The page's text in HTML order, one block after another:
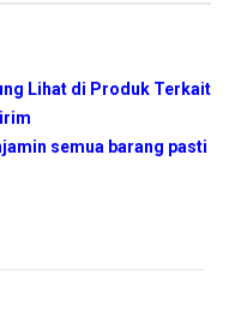
Lihat di Produk Terkait
semua barang pasti